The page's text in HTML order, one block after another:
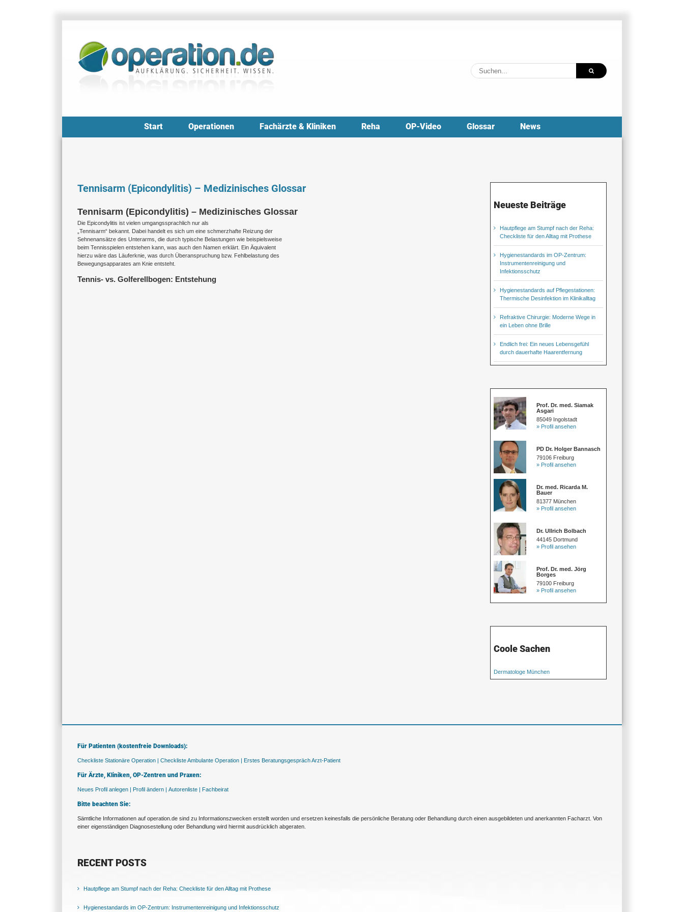
Suche
nach:
Start Operationen Fachärzte & Kliniken Reha OP-Video Glossar News
Tennisarm (Epicondylitis) – Medizinisches Glossar
Tennisarm (Epicondylitis) – Medizinisches Glossar
Die Epicondylitis ist vielen umgangssprachlich nur als
„Tennisarm“ bekannt. Dabei handelt es sich um eine schmerzhafte Reizung der
Sehnenansätze des Unterarms, die durch typische Belastungen wie beispielsweise
beim Tennisspielen entstehen kann, was auch den Namen erklärt. Ein Äquivalent
hierzu wäre das Läuferknie, was durch Überanspruchung bzw. Fehlbelastung des
Bewegungsapparates am Knie entsteht.
Tennis- vs. Golferellbogen: Entstehung
Neueste Beiträge
Hautpflege am Stumpf nach der Reha:
Checkliste für den Alltag mit Prothese
Hygienestandards im OP-Zentrum:
Instrumentenreinigung und
Infektionsschutz
Hygienestandards auf Pflegestationen:
Thermische Desinfektion im Klinikalltag
Refraktive Chirurgie: Moderne Wege in
ein Leben ohne Brille
Endlich frei: Ein neues Lebensgefühl
durch dauerhafte Haarentfernung
Prof. Dr. med. Siamak
Asgari
85049 Ingolstadt
» Profil ansehen
PD Dr. Holger Bannasch
79106 Freiburg
» Profil ansehen
Dr. med. Ricarda M.
Bauer
81377 München
» Profil ansehen
Dr. Ullrich Bolbach
44145 Dortmund
» Profil ansehen
Prof. Dr. med. Jörg
Borges
79100 Freiburg
» Profil ansehen
Coole Sachen
Dermatologe München
Für Patienten (kostenfreie Downloads):
Checkliste Stationäre Operation | Checkliste Ambulante Operation | Erstes Beratungsgespräch Arzt-Patient
Für Ärzte, Kliniken, OP-Zentren und Praxen:
Neues Profil anlegen | Profil ändern | Autorenliste | Fachbeirat
Bitte beachten Sie:
Sämtliche Informationen auf operation.de sind zu Informationszwecken erstellt worden und ersetzen keinesfalls die persönliche Beratung oder Behandlung durch einen ausgebildeten und anerkannten Facharzt. Von
einer eigenständigen Diagnosestellung oder Behandlung wird hiermit ausdrücklich abgeraten.
RECENT POSTS
Hautpflege am Stumpf nach der Reha: Checkliste für den Alltag mit Prothese
Hygienestandards im OP-Zentrum: Instrumentenreinigung und Infektionsschutz